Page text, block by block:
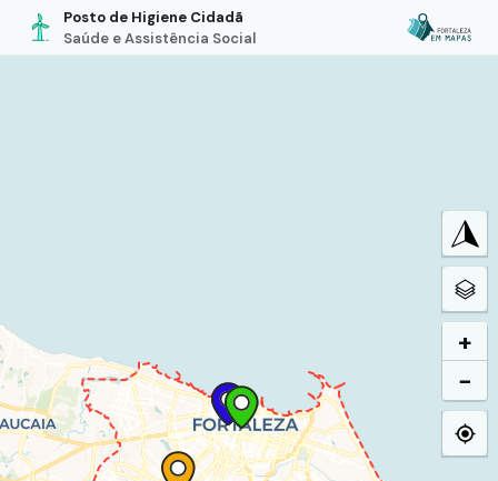
Posto de Higiene Cidadã
Saúde e Assistência Social
+
−